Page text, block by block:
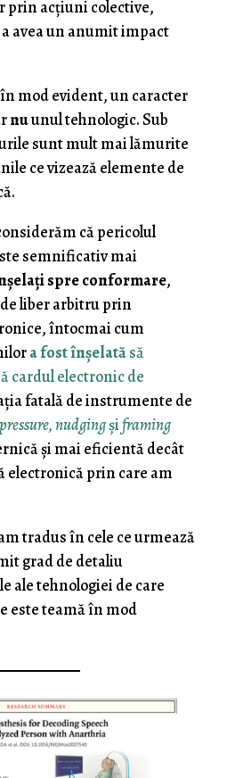
prin acţiuni colective,
avea un anumit impact
mod evident, un caracter
nuunul tehnologic. Sub
sunt mult mai lămurite
ce vizează elemente de
că pericolul
semnificativ mai
spre conformare,
liber arbitru prin
întocmai cum
a fost înşelatăsă
cardul electronic de
fatală de instrumente de
nudgingşiframing
şi mai eficientă decât
electronică prin care am
tradus în cele ce urmează
grad de detaliu
ale tehnologiei de care
este teamă în mod